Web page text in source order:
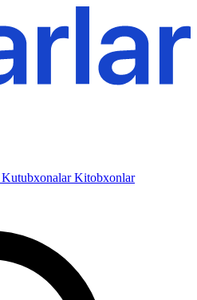
KutubxonalarKitobxonlar